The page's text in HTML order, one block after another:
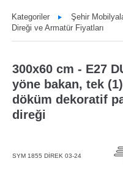
Kategoriler Şehir
Direği ve Armatür Fiyatları
300x60 cm - E27
yöne bakan, tek
döküm dekoratif
direği
SYM 1855 DİREK 03-24